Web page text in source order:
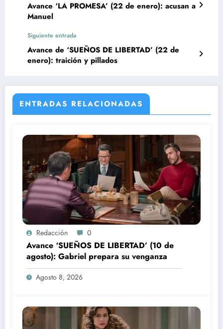
Avance ‘LA PROMESA’ (22 de enero): acusan a
Manuel
Siguiente entrada
Avance de ‘SUEÑOS DE LIBERTAD’ (22 de
enero): traición y pillados
ENTRADAS RELACIONADAS
Redacción 0
Avance ‘SUEÑOS DE LIBERTAD’ (10 de
agosto): Gabriel prepara su venganza
Agosto 8, 2026